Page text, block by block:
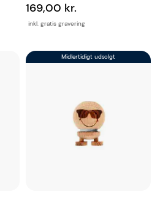
inkl. gratis gravering
169,00 kr.
Midlertidigt udsolgt